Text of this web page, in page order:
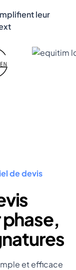
leur
de devis
et efficace